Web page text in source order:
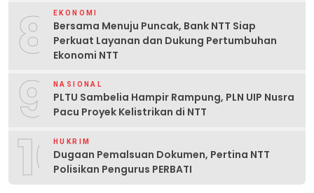
8 EKONOMI
Bersama Menuju Puncak, Bank NTT Siap
Perkuat Layanan dan Dukung Pertumbuhan
Ekonomi NTT
9 NASIONAL
PLTU Sambelia Hampir Rampung, PLN UIP Nusra
Pacu Proyek Kelistrikan di NTT
10HUKRIM
Dugaan Pemalsuan Dokumen, Pertina NTT
Polisikan Pengurus PERBATI